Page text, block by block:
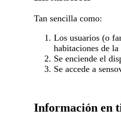
Tan sencilla como:
Los usuarios (o
habitaciones de la
Se enciende el
Se accede a
Información en